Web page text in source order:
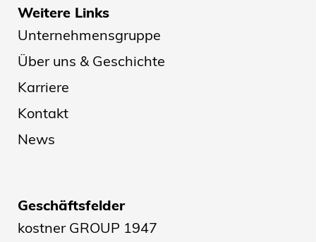
Weitere Links
Unternehmensgruppe
Über uns & Geschichte
Karriere
Kontakt
News
Geschäftsfelder
kostner GROUP 1947